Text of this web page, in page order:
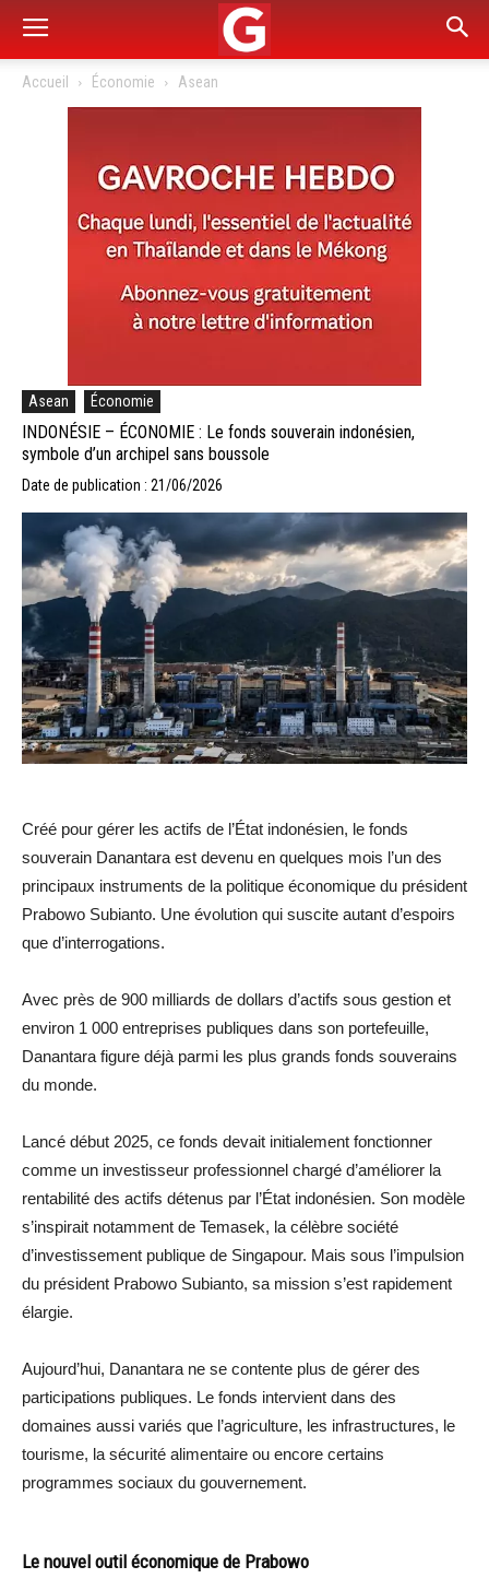
Accueil Économie Asean
Asean Économie
INDONÉSIE – ÉCONOMIE : Le fonds souverain indonésien,
symbole d’un archipel sans boussole
Date de publication : 21/06/2026
Créé pour gérer les actifs de l’État indonésien, le fonds
souverain Danantara est devenu en quelques mois l’un des
principaux instruments de la politique économique du président
Prabowo Subianto. Une évolution qui suscite autant d’espoirs
que d’interrogations.
Avec près de 900 milliards de dollars d’actifs sous gestion et
environ 1 000 entreprises publiques dans son portefeuille,
Danantara figure déjà parmi les plus grands fonds souverains
du monde.
Lancé début 2025, ce fonds devait initialement fonctionner
comme un investisseur professionnel chargé d’améliorer la
rentabilité des actifs détenus par l’État indonésien. Son modèle
s’inspirait notamment de Temasek, la célèbre société
d’investissement publique de Singapour. Mais sous l’impulsion
du président Prabowo Subianto, sa mission s’est rapidement
élargie.
Aujourd’hui, Danantara ne se contente plus de gérer des
participations publiques. Le fonds intervient dans des
domaines aussi variés que l’agriculture, les infrastructures, le
tourisme, la sécurité alimentaire ou encore certains
programmes sociaux du gouvernement.
Le nouvel outil économique de Prabowo